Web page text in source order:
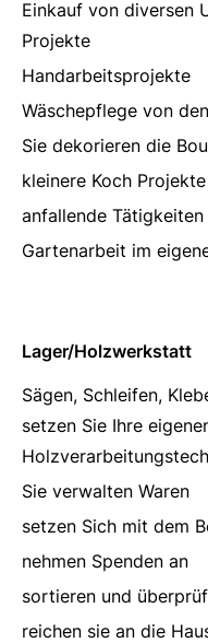
Einkauf von diversen
Projekte
Handarbeitsprojekte
Wäschepflege von
Sie dekorieren die
kleinere Koch Projekte
anfallende
Gartenarbeit im
Lager/Holzwerkstatt
Sägen, Schleifen,
setzen Sie Ihre
Sie verwalten Waren
setzen Sich mit dem
nehmen Spenden an
sortieren und
reichen sie an die